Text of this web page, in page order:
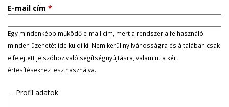
d
l
e
g
e
E-mail cím *
Egy mindenképp működő e-mail cím, mert a rendszer a felhasználó
minden üzenetét ide küldi ki. Nem kerül nyilvánosságra és általában csak
elfelejtett jelszóhoz való segítségnyújtásra, valamint a kért
értesítésekhez lesz használva.
Profil adatok